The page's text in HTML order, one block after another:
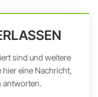
sind und weitere
eine Nachricht,
antworten.